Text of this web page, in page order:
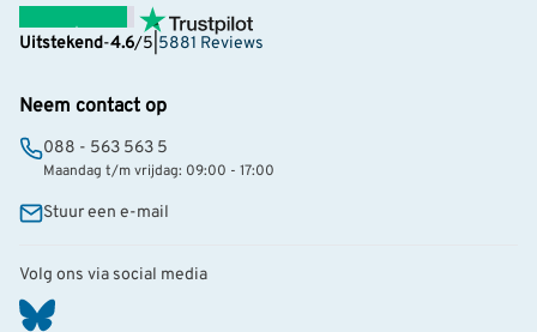
Uitstekend-4.6/5 5881 Reviews
Neem contact op
088 - 563 563 5
Maandag t/m vrijdag: 09:00 - 17:00
Stuur een e-mail
Volg ons via social media